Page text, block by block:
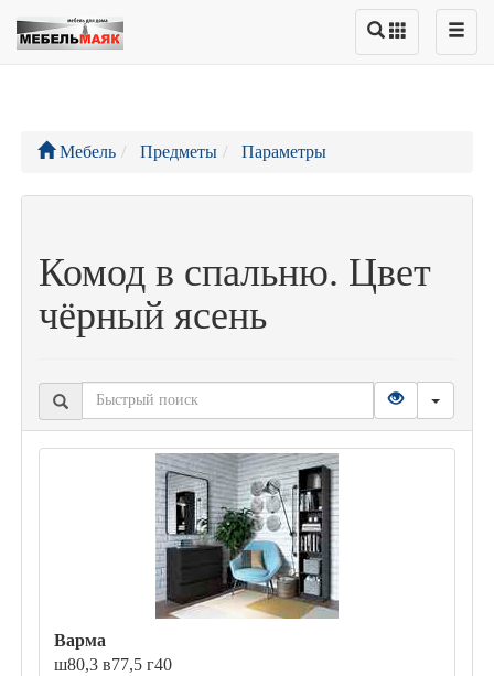
Мебель Предметы Параметры
Комод в спальню. Цвет
чёрный ясень
Варма
ш80,3 в77,5 г40